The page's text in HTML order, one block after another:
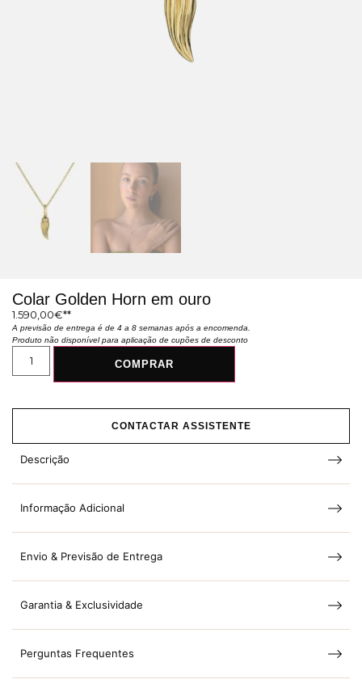
Colar Golden Horn em ouro
1.590,00€
A previsão de entrega é de 4 a 8 semanas após a encomenda.
Produto não disponível para aplicação de cupões de desconto
COMPRAR
CONTACTAR ASSISTENTE
Descrição
Informação Adicional
Envio & Previsão de Entrega
Garantia & Exclusividade
Perguntas Frequentes